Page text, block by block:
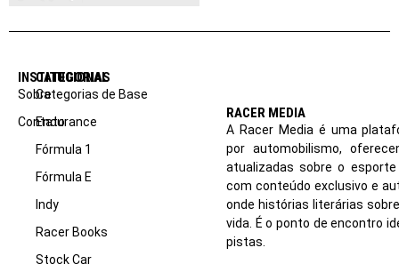
INSTITUCIONAL
Sobre
Contato
CATEGORIAS
Categorias de Base
Endurance
Fórmula 1
Fórmula E
Indy
Racer Books
Stock Car
RACER MEDIA
A Racer Media é uma
por automobilismo,
atualizadas sobre o
com conteúdo exclusivo e
onde histórias literárias
vida. É o ponto de encontro
pistas.